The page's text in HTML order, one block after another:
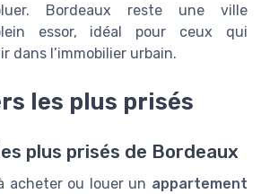
Bordeaux reste une ville
essor, idéal pour ceux qui
dans l’immobilier urbain.
les plus prisés
plus prisés de Bordeaux
acheter ou louer un appartement